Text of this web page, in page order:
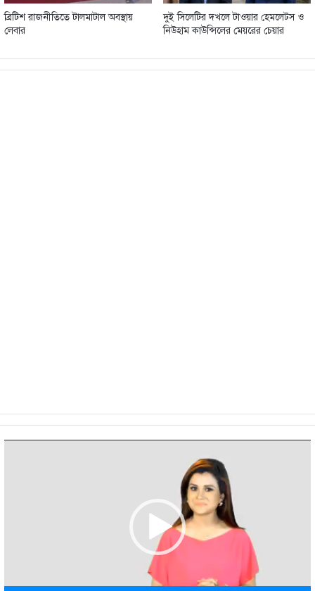
ব্রিটিশ রাজনীতিতে টালমাটাল অবস্থায়
লেবার
দুই সিলেটির দখলে টাওয়ার হেমলেট্স ও
নিউহাম কাউন্সিলের মেয়রের চেয়ার